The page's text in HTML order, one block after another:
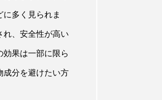
多く見られま
れ、安全性が高い
効果は一部に限ら
成分を避けたい方